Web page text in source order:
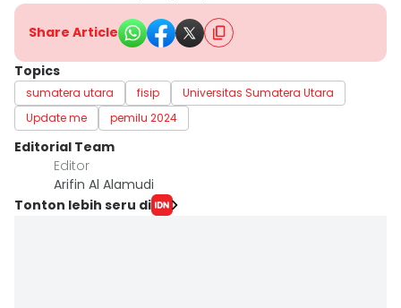
Share Article
Topics
sumatera utara fisip
Universitas Sumatera Utara
Update me
pemilu 2024
Editorial Team
Editor
Arifin Al Alamudi
Tonton lebih seru di